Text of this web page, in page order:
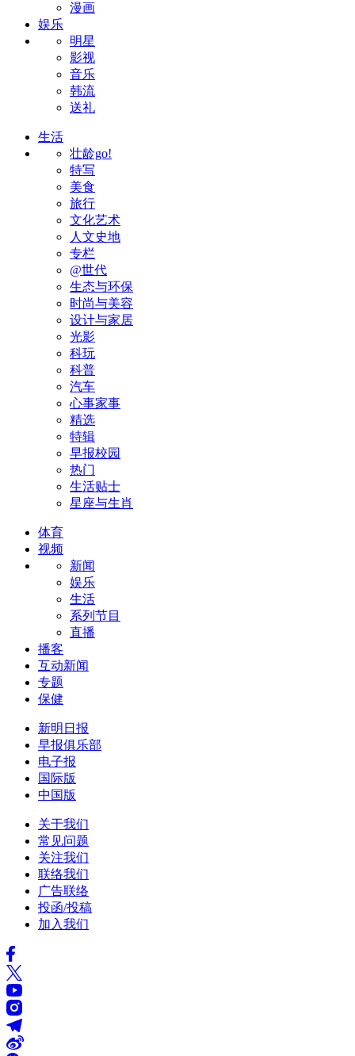
漫画
娱乐
明星
影视
音乐
韩流
送礼
生活
壮龄go!
特写
美食
旅行
文化艺术
人文史地
专栏
@世代
生态与环保
时尚与美容
设计与家居
光影
科玩
科普
汽车
心事家事
精选
特辑
早报校园
热门
生活贴士
星座与生肖
体育
视频
新闻
娱乐
生活
系列节目
直播
播客
互动新闻
专题
保健
新明日报
早报俱乐部
电子报
国际版
中国版
关于我们
常见问题
关注我们
联络我们
广告联络
投函/投稿
加入我们